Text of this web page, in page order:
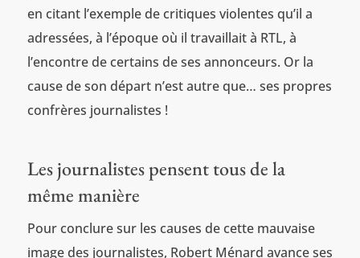
en citant l’exemple de critiques violentes qu’il a
adressées, à l’époque où il travaillait à RTL, à
l’encontre de certains de ses annonceurs. Or la
cause de son départ n’est autre que… ses propres
confrères journalistes !
Les journalistes pensent tous de la
même manière
Pour conclure sur les causes de cette mauvaise
image des journalistes, Robert Ménard avance ses